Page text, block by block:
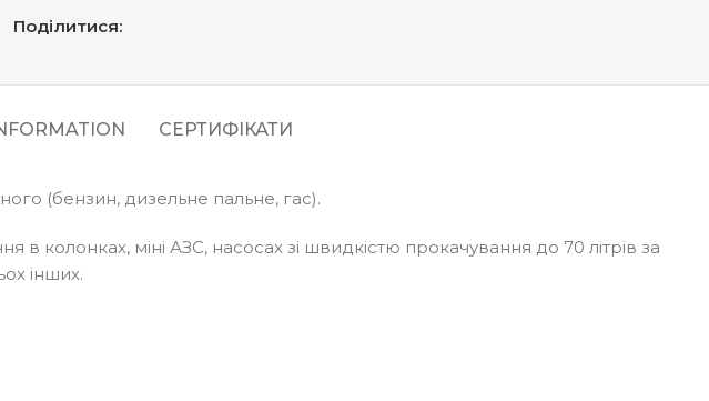
Поділитися:
СЕРТИФІКАТИ
(бензин, дизельне пальне, гас).
колонках, міні АЗС, насосах зі швидкістю прокачування до 70 літрів за
інших.